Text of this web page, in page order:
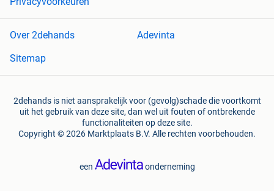
Over 2dehands
Adevinta
Sitemap
2dehands is niet aansprakelijk voor (gevolg)schade die voortkomt
uit het gebruik van deze site, dan wel uit fouten of ontbrekende
functionaliteiten op deze site.
Copyright © 2026 Marktplaats B.V. Alle rechten voorbehouden.
een onderneming